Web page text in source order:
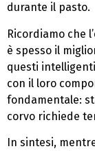
durante il pasto.
Ricordiamo che
è spesso il
questi
con il loro
fondamentale:
corvo richiede
In sintesi,